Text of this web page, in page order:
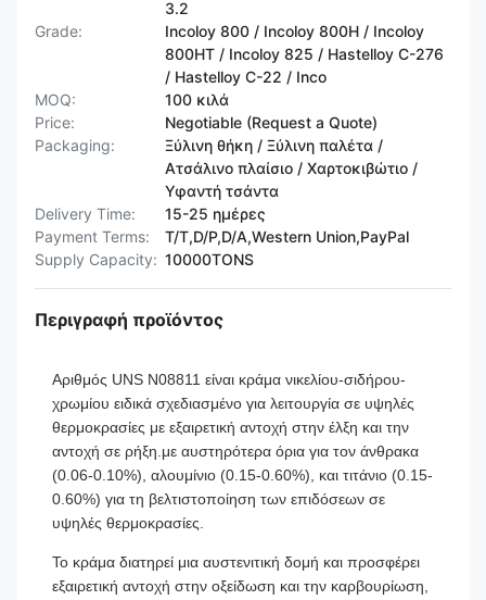
3.2
Grade:
Incoloy 800 / Incoloy 800H / Incoloy
800HT / ​​Incoloy 825 / Hastelloy C-276
/ Hastelloy C-22 / Inco
MOQ:
100 κιλά
Price:
Negotiable (Request a Quote)
Packaging:
Ξύλινη θήκη / Ξύλινη παλέτα /
Ατσάλινο πλαίσιο / Χαρτοκιβώτιο /
Υφαντή τσάντα
Delivery Time:
15-25 ημέρες
Payment Terms:
T/T,D/P,D/A,Western Union,PayPal
Supply Capacity: 10000TONS
Περιγραφή προϊόντος
Αριθμός UNS N08811 είναι κράμα νικελίου-σιδήρου-
χρωμίου ειδικά σχεδιασμένο για λειτουργία σε υψηλές
θερμοκρασίες με εξαιρετική αντοχή στην έλξη και την
αντοχή σε ρήξη.με αυστηρότερα όρια για τον άνθρακα
(0.06-0.10%), αλουμίνιο (0.15-0.60%), και τιτάνιο (0.15-
0.60%) για τη βελτιστοποίηση των επιδόσεων σε
υψηλές θερμοκρασίες.
Το κράμα διατηρεί μια αυστενιτική δομή και προσφέρει
εξαιρετική αντοχή στην οξείδωση και την καρβουρίωση,